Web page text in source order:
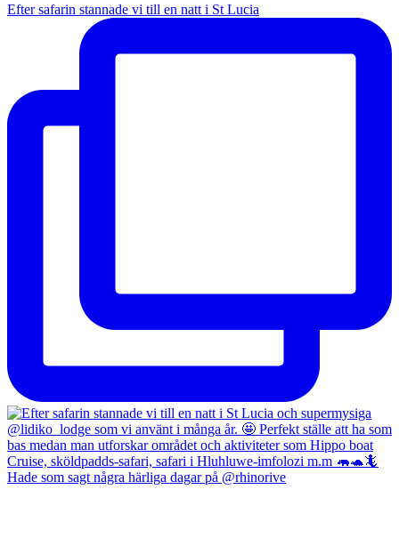
Efter safarin stannade vi till en natt i St Lucia
Hade som sagt några härliga dagar på @rhinorive